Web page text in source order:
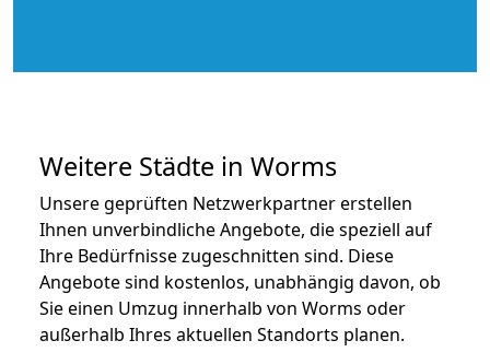
Weitere Städte in Worms
Unsere geprüften Netzwerkpartner erstellen
Ihnen unverbindliche Angebote, die speziell auf
Ihre Bedürfnisse zugeschnitten sind. Diese
Angebote sind kostenlos, unabhängig davon, ob
Sie einen Umzug innerhalb von Worms oder
außerhalb Ihres aktuellen Standorts planen.